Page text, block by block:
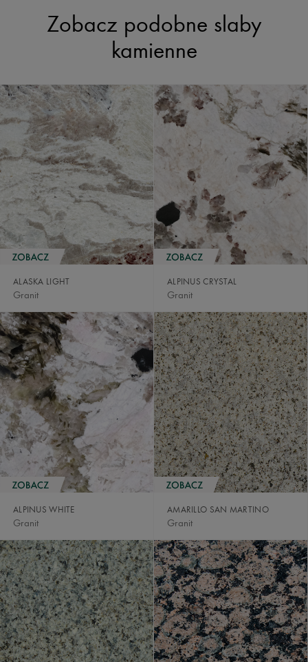
Zobacz podobne slaby
kamienne
ALASKA LIGHT
Granit
ALPINUS CRYSTAL
Granit
ALPINUS WHITE
Granit
AMARILLO SAN MARTINO
Granit